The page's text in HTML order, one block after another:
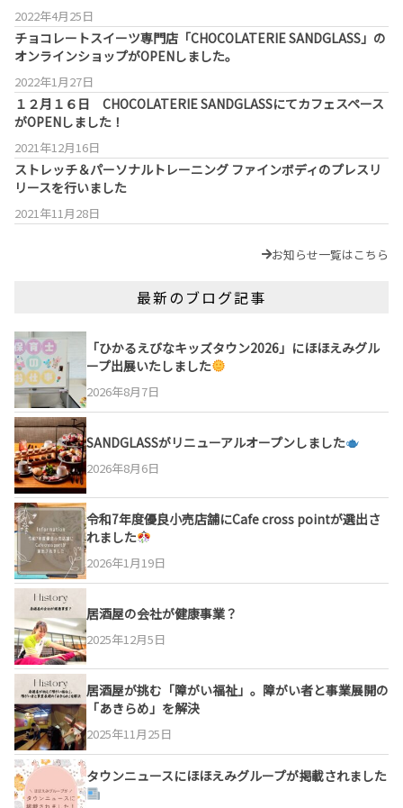
2022年4月25日
チョコレートスイーツ専門店「CHOCOLATERIE SANDGLASS」の
オンラインショップがOPENしました。
2022年1月27日
１２月１６日 CHOCOLATERIE SANDGLASSにてカフェスペース
がOPENしました！
2021年12月16日
ストレッチ＆パーソナルトレーニング ファインボディのプレスリ
リースを行いました
2021年11月28日
お知らせ一覧はこちら
最新のブログ記事
「ひかるえびなキッズタウン2026」にほほえみグル
ープ出展いたしました
2026年8月7日
SANDGLASSがリニューアルオープンしました
2026年8月6日
令和7年度優良小売店舗にCafe cross pointが選出さ
れました
2026年1月19日
居酒屋の会社が健康事業？
2025年12月5日
居酒屋が挑む「障がい福祉」。障がい者と事業展開の
「あきらめ」を解決
2025年11月25日
タウンニュースにほほえみグループが掲載されました